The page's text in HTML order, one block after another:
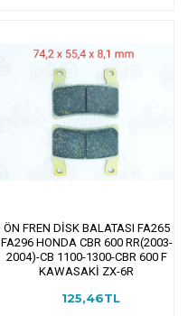
ÖN FREN DİSK BALATASI FA265
FA296 HONDA CBR 600 RR(2003-
2004)-CB 1100-1300-CBR 600 F
KAWASAKİ ZX-6R
125,46TL